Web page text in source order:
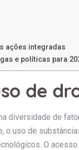
ações integradas
e políticas para
de
diversidade de
o uso de
O